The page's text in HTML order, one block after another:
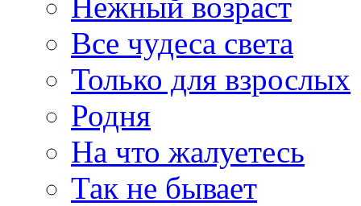
Все чудеса света
Только для взрослых
Родня
На что жалуетесь
Так не бывает